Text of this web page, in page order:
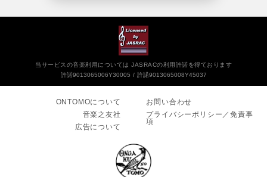
当サービスの音楽利用については JASRACの利用許諾を得ております
許諾9013065006Y30005
許諾9013065008Y45037
ONTOMOについて
音楽之友社
広告について
お問い合わせ
プライバシーポリシー／免責事
項